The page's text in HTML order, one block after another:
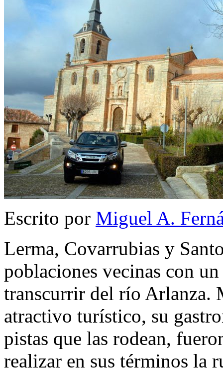
Escrito por Miguel A.
Lerma, Covarrubias y
poblaciones vecinas con
transcurrir del río Arlanza.
atractivo turístico, su
pistas que las rodean,
realizar en sus términos la